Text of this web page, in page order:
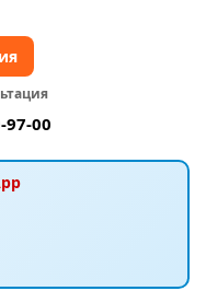
97-00